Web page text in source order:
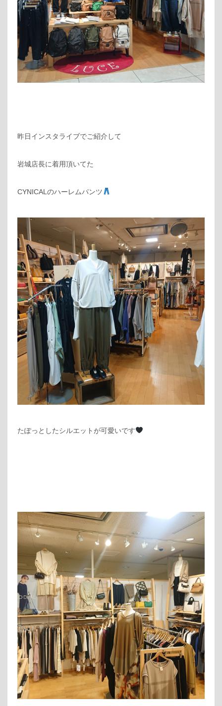
昨日インスタライブでご紹介して
岩城店長に着用頂いてた
CYNICALのハーレムパンツ
たぽっとしたシルエットが可愛いです